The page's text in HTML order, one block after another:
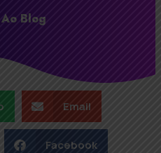
Blog
Email
Facebook